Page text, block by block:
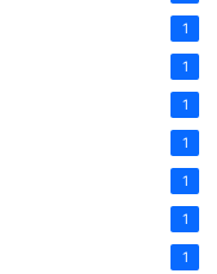
1
1
1
1
1
1
1